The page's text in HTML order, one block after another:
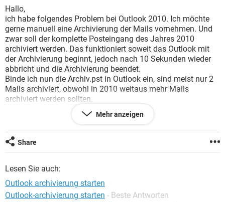
WHATSAPP
FACEBOOK HARDWARE
WINDOWS 10
WHATSAPP TIKTOK
FACEBOOK HARDWARE
SPIELE
ANDROID IOS
WINDOWS 10 INSTAGRAM
WHATSAPP TIKTOK
FACEBOOK HARDWARE
Hallo,
ich habe folgendes Problem bei Outlook 2010. Ich möchte
gerne manuell eine Archivierung der Mails vornehmen. Und
zwar soll der komplette Posteingang des Jahres 2010
archiviert werden. Das funktioniert soweit das Outlook mit
der Archivierung beginnt, jedoch nach 10 Sekunden wieder
abbricht und die Archivierung beendet.
Binde ich nun die Archiv.pst in Outlook ein, sind meist nur 2
Mails archiviert, obwohl in 2010 weitaus mehr Mails
archiviert werden sollten.
PS: Eine Fehlermeldung erscheint nicht, Outlook bricht
einfach die Archivierung ab und das wars. Wiegesagt in der
Wisst ihr was ich da falsch mache oder woran das liegen
könnte?
Mehr anzeigen
Share
Lesen Sie auch:
Outlook archivierung starten
Outlook-archivierung starten - Beste Antworten